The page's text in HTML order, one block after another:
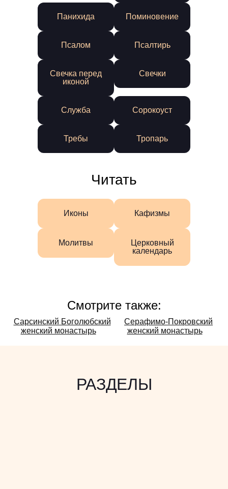
Панихида Поминовение
Псалом Псалтирь
Свечка перед
иконой
Свечки
Служба Сорокоуст
Требы Тропарь
Читать
Иконы Кафизмы
Молитвы
Церковный
календарь
Смотрите также:
Смотрите
также:
Сарсинский Боголюбский
женский монастырь
Серафимо-Покровский
женский монастырь
РАЗДЕЛЫ